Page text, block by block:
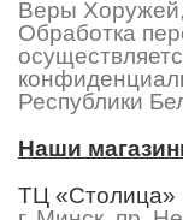
Веры
Обработка
Республики
Наши
ТЦ «Столица»